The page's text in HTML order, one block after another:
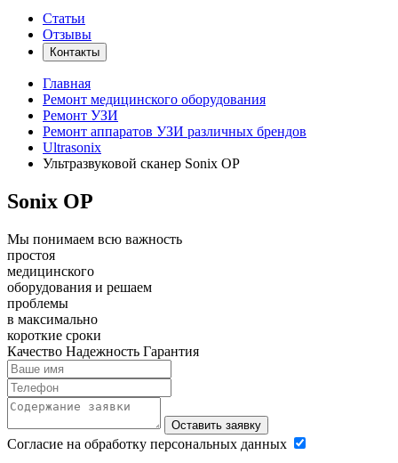
Статьи
Отзывы
Контакты
Главная
Ремонт медицинского оборудования
Ремонт УЗИ
Ремонт аппаратов УЗИ различных брендов
Ultrasonix
Ультразвуковой сканер Sonix OP
Sonix OP
Мы понимаем всю важность
простоя
медицинского
оборудования и решаем
проблемы
в максимально
короткие сроки
Качество Надежность Гарантия
Оставить заявку
Согласие на обработку персональных данных